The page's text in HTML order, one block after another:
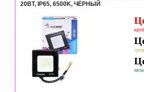
20ВТ, IP65, 6500K, ЧЁРНЫЙ